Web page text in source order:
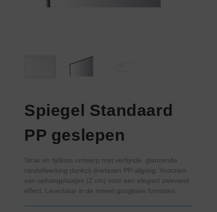
Spiegel Standaard
PP geslepen
Strak en tijdloos ontwerp met verfijnde, glanzende
randafwerking dankzij driefasen PP-slijping. Voorzien
van ophangplaatjes (2 cm) voor een elegant zwevend
effect. Leverbaar in de meest gangbare formaten.